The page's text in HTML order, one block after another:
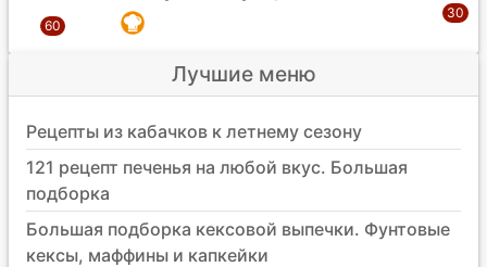
Лучшие меню
Рецепты из кабачков к летнему сезону
121 рецепт печенья на любой вкус. Большая
подборка
Большая подборка кексовой выпечки. Фунтовые
кексы, маффины и капкейки